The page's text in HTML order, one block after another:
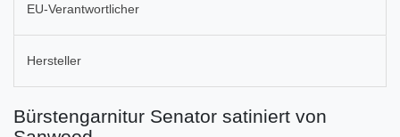
EU-Verantwortlicher
Hersteller
Bürstengarnitur Senator satiniert von